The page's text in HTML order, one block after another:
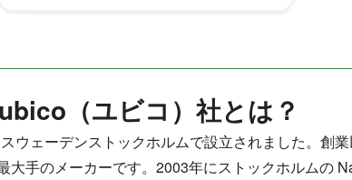
（ユビコ）社とは？
ウェーデンストックホルムで設立されました。創
大手のメーカーです。2003年にストックホルムの